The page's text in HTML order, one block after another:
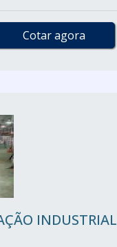
Cotar agora
INDUSTRIAL